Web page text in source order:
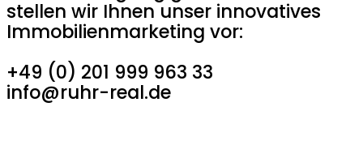
stellen wir Ihnen unser innovatives
Immobilienmarketing vor:
+49 (0) 201 999 963 33
info@ruhr-real.de